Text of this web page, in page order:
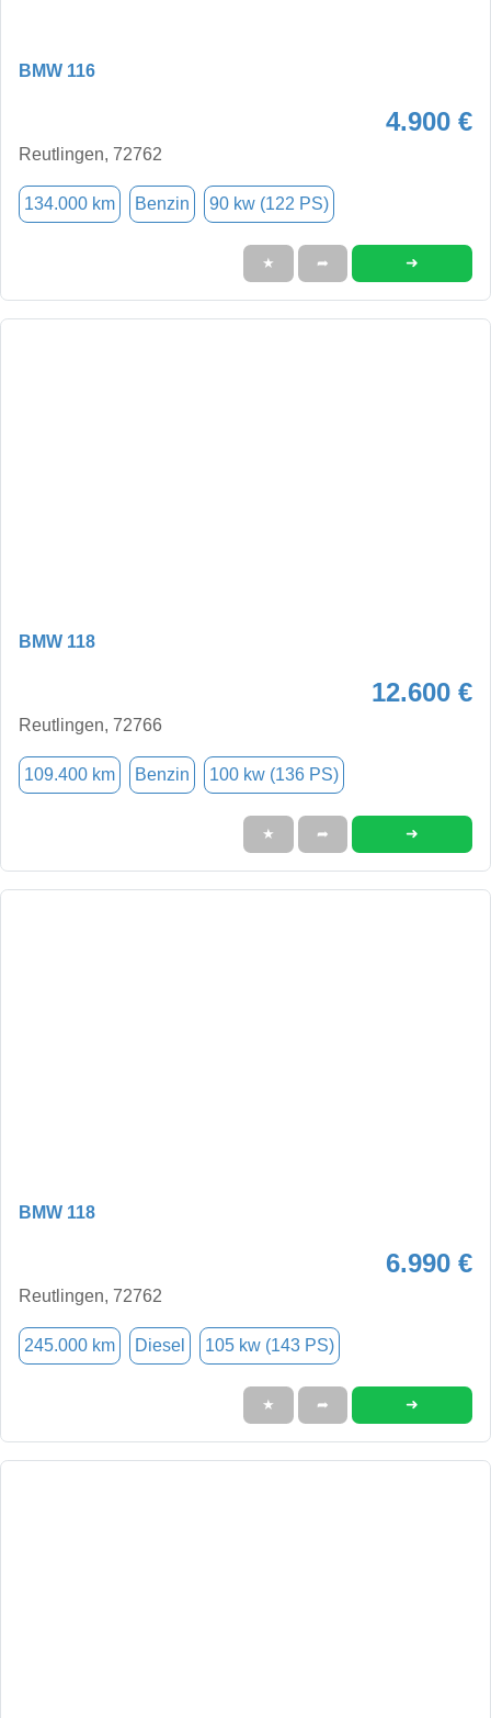
BMW 116
4.900 €
Reutlingen, 72762
134.000 km Benzin 90 kw (122 PS)
★ ➦ ➜
BMW 118
12.600 €
Reutlingen, 72766
109.400 km Benzin 100 kw (136 PS)
★ ➦ ➜
BMW 118
6.990 €
Reutlingen, 72762
245.000 km Diesel 105 kw (143 PS)
★ ➦ ➜